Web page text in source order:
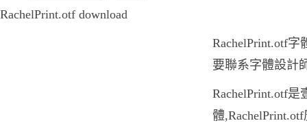
RachelPrint.otf download
RachelPrint.otf
要聯系字體設計
RachelPrint.otf
體